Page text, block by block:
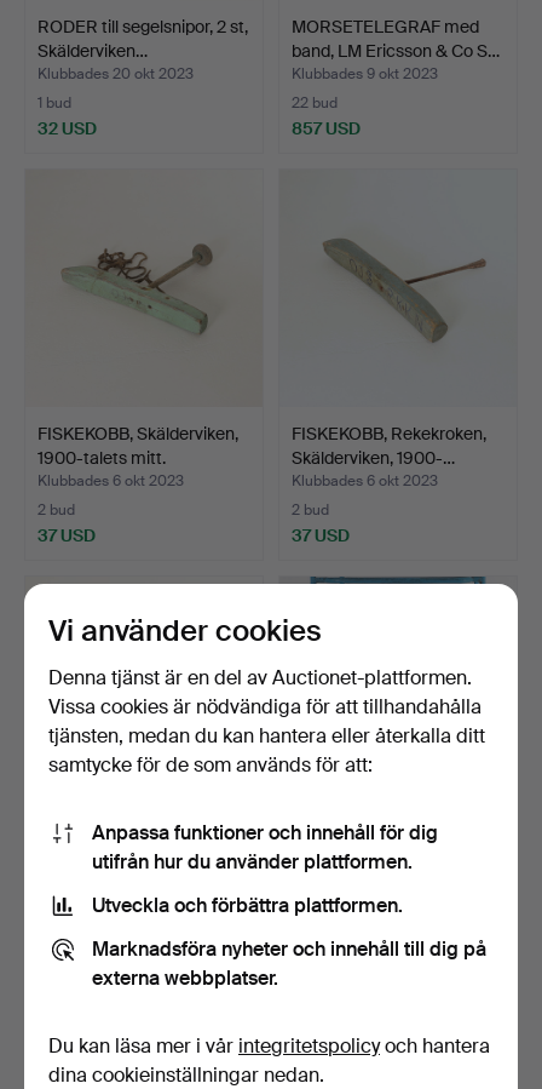
RODER till segelsnipor, 2 st,
Skälderviken…
Klubbades 20 okt 2023
1 bud
32 USD
MORSETELEGRAF med
band, LM Ericsson & Co S…
Klubbades 9 okt 2023
22 bud
857 USD
FISKEKOBB, Skälderviken,
1900-talets mitt.
Klubbades 6 okt 2023
2 bud
37 USD
FISKEKOBB, Rekekroken,
Skälderviken, 1900-…
Klubbades 6 okt 2023
2 bud
37 USD
FISKENÄT MED
GRENKLYKOR, 5 delar,
3 bud
38 USD
LIVBOJ, 2:a världskriget,
1900-talets mitt.
3 bud
53 USD
Vi använder cookies
Denna tjänst är en del av Auctionet-plattformen.
Vissa cookies är nödvändiga för att tillhandahålla
tjänsten, medan du kan hantera eller återkalla ditt
samtycke för de som används för att:
Anpassa funktioner och innehåll för dig
utifrån hur du använder plattformen.
Utveckla och förbättra plattformen.
Marknadsföra nyheter och innehåll till dig på
externa webbplatser.
Du kan läsa mer i vår integritetspolicyoch hantera
dina cookieinställningar nedan.